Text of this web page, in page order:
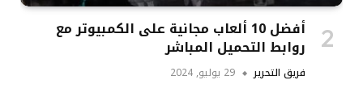
أفضل 10 ألعاب مجانية على الكمبيوتر مع
روابط التحميل المباشر
فريق التحرير 29 يوليو, 2024